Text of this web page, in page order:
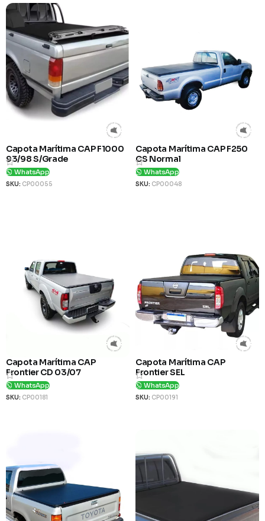
Capota Marítima CAP F1000
93/98 S/Grade
WhatsApp
SKU: CP00055
Capota Marítima CAP F250
CS Normal
WhatsApp
SKU: CP00048
Capota Marítima CAP
Frontier CD 03/07
WhatsApp
SKU: CP00181
Capota Marítima CAP
Frontier SEL
WhatsApp
SKU: CP00191